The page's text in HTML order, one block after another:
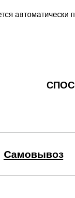
автоматически
Самовывоз